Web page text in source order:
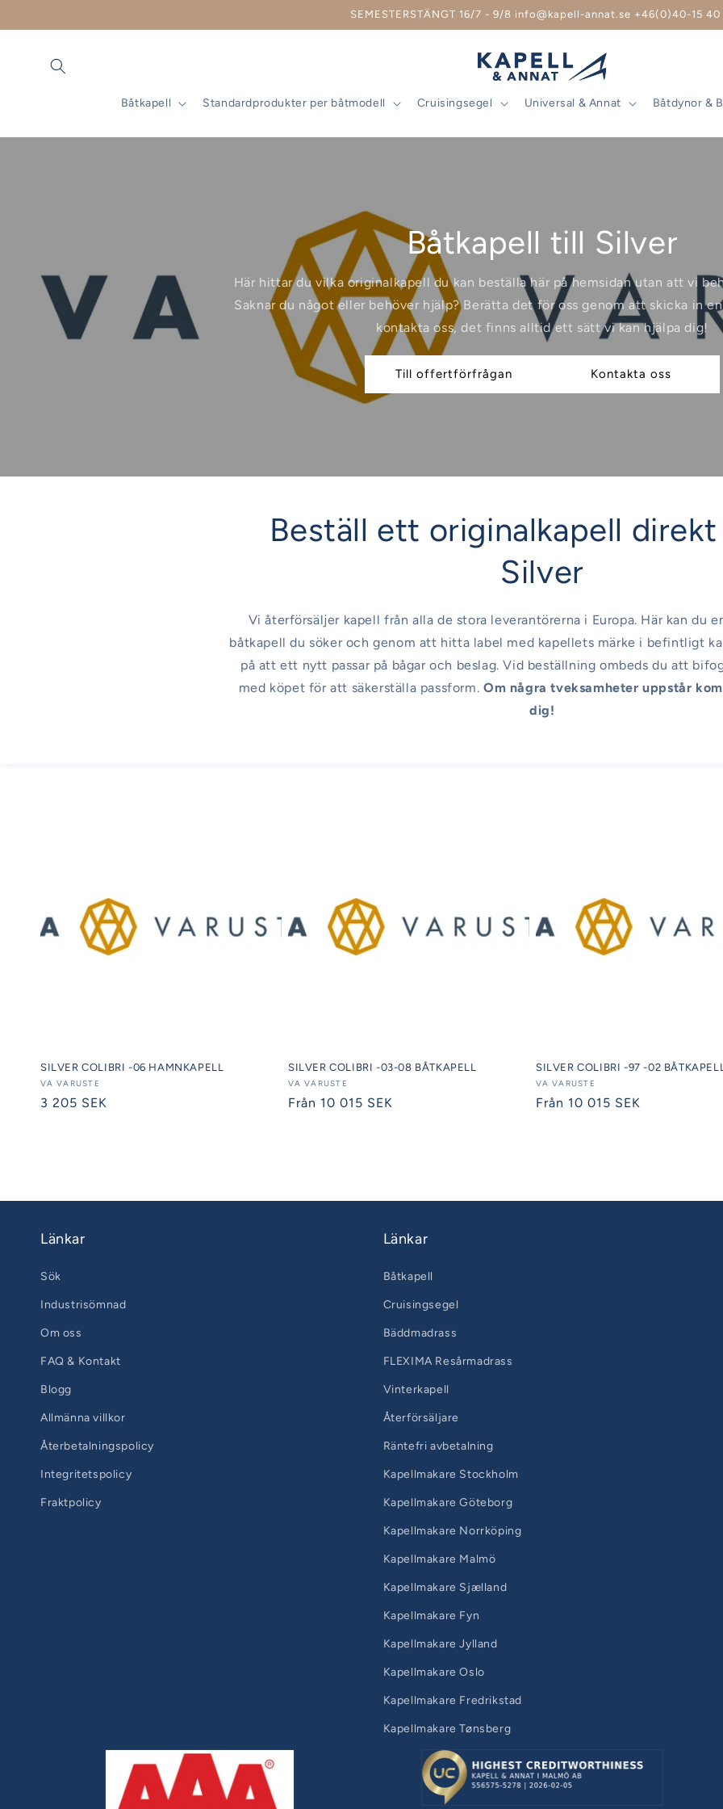
SEMESTERSTÄNGT 16/7 - 9/8 info@kapell-annat.se +46(0)40-15 40
Båtkapell Standardprodukter per båtmodell Cruisingsegel Universal & Annat Båtdynor &
Båtkapell till Silver
Här hittar du vilka originalkapell du kan beställa här på hemsidan utan att vi
Saknar du något eller behöver hjälp? Berätta det för oss genom att skicka in
kontakta oss, det finns alltid ett sätt vi kan hjälpa dig!
Till offertförfrågan Kontakta oss
Beställ ett originalkapell
Silver
Vi återförsäljer kapell från alla de stora leverantörerna i Europa. Här kan du
båtkapell du söker och genom att hitta label med kapellets märke i befintligt
på att ett nytt passar på bågar och beslag. Vid beställning ombeds du att
med köpet för att säkerställa passform. Om några tveksamheter uppstår
dig!
SILVER COLIBRI -06 HAMNKAPELL
Säljare:
VA VARUSTE
Ordinarie
3 205 SEK
SILVER COLIBRI -03-08 BÅTKAPELL
Säljare:
VA VARUSTE
Ordinarie
Från 10 015 SEK
SILVER COLIBRI -97 -02
Säljare:
VA VARUSTE
Ordinarie
Från 10 015 SEK
Länkar
Sök
Industrisömnad
Om oss
FAQ & Kontakt
Blogg
Allmänna villkor
Återbetalningspolicy
Integritetspolicy
Fraktpolicy
Länkar
Båtkapell
Cruisingsegel
Bäddmadrass
FLEXIMA Resårmadrass
Vinterkapell
Återförsäljare
Räntefri avbetalning
Kapellmakare Stockholm
Kapellmakare Göteborg
Kapellmakare Norrköping
Kapellmakare Malmö
Kapellmakare Sjælland
Kapellmakare Fyn
Kapellmakare Jylland
Kapellmakare Oslo
Kapellmakare Fredrikstad
Kapellmakare Tønsberg